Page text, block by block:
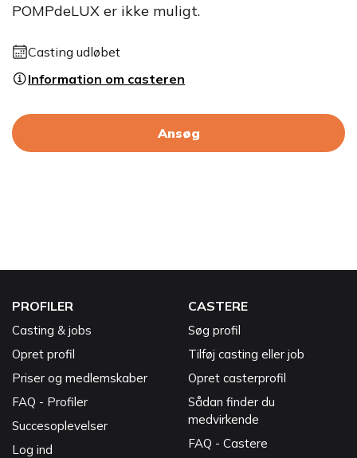
POMPdeLUX er ikke muligt.
Casting udløbet
Information om casteren
Ansøg
PROFILER
Casting & jobs
Opret profil
Priser og medlemskaber
FAQ - Profiler
Succesoplevelser
Log ind
CASTERE
Søg profil
Tilføj casting eller job
Opret casterprofil
Sådan finder du
medvirkende
FAQ - Castere